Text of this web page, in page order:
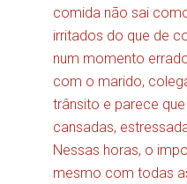
comida não sai
irritados do que de
num momento
com o marido,
trânsito e parece
cansadas,
Nessas horas, o
mesmo com todas